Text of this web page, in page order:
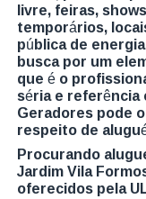
livre, feiras,
temporários,
pública de
busca por um
que é o
séria e
Geradores pode
respeito de
Procurando
Jardim Vila
oferecidos pela